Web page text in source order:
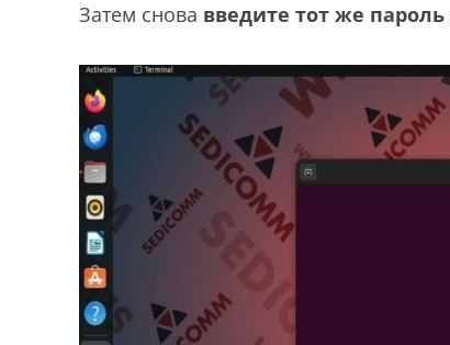
Затем снова введите тот же пароль